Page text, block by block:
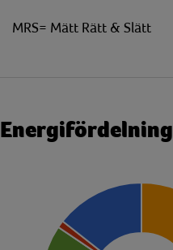
MRS= Mätt Rätt & Slätt
Energifördelning